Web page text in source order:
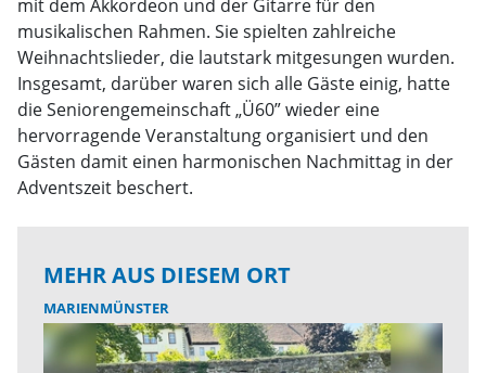
mit dem Akkordeon und der Gitarre für den
musikalischen Rahmen. Sie spielten zahlreiche
Weihnachtslieder, die lautstark mitgesungen wurden.
Insgesamt, darüber waren sich alle Gäste einig, hatte
die Seniorengemeinschaft „Ü60” wieder eine
hervorragende Veranstaltung organisiert und den
Gästen damit einen harmonischen Nachmittag in der
Adventszeit beschert.
MEHR AUS DIESEM ORT
MARIENMÜNSTER